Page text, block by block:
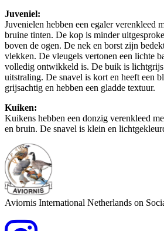
Juveniel:
Juvenielen hebben een egaler verenkleed
bruine tinten. De kop is minder
boven de ogen. De nek en borst zijn
vlekken. De vleugels vertonen een lichte
volledig ontwikkeld is. De buik is lichtgrijs
uitstraling. De snavel is kort en heeft een
grijsachtig en hebben een gladde textuur.
Kuiken:
Kuikens hebben een donzig verenkleed
en bruin. De snavel is klein en
Aviornis International Netherlands on